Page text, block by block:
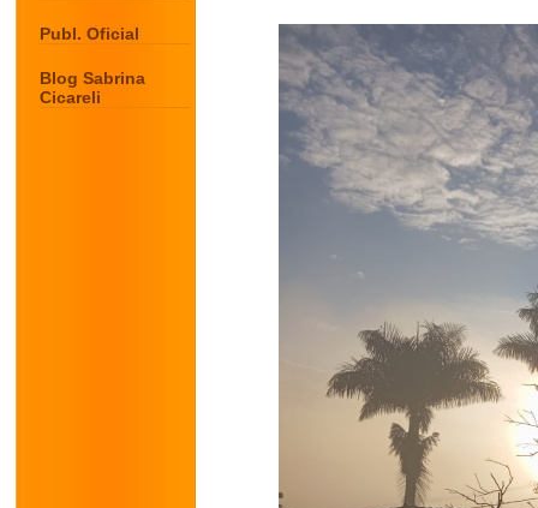
Publ. Oficial
Blog Sabrina
Cicareli